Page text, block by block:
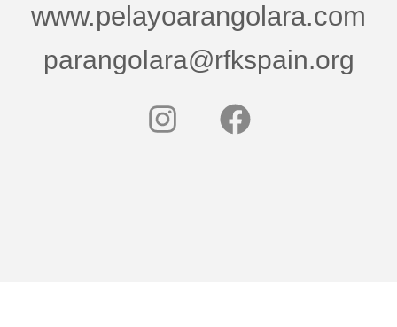
www.pelayoarangolara.com
parangolara@rfkspain.org